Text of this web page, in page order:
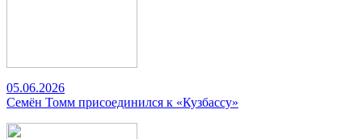
05.06.2026
Семён Томм присоединился к «Кузбассу»